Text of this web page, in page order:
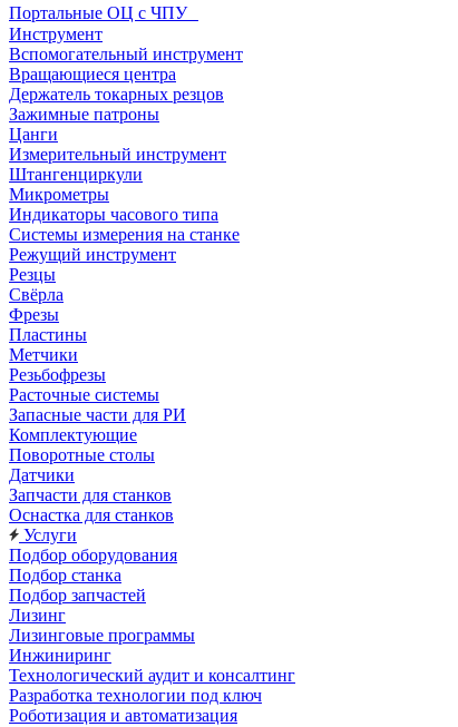
Портальные ОЦ с ЧПУ
Инструмент
Вспомогательный инструмент
Вращающиеся центра
Держатель токарных резцов
Зажимные патроны
Цанги
Измерительный инструмент
Штангенциркули
Микрометры
Индикаторы часового типа
Системы измерения на станке
Режущий инструмент
Резцы
Свёрла
Фрезы
Пластины
Метчики
Резьбофрезы
Расточные системы
Запасные части для РИ
Комплектующие
Поворотные столы
Датчики
Запчасти для станков
Оснастка для станков
Услуги
Подбор оборудования
Подбор станка
Подбор запчастей
Лизинг
Лизинговые программы
Инжиниринг
Технологический аудит и консалтинг
Разработка технологии под ключ
Роботизация и автоматизация